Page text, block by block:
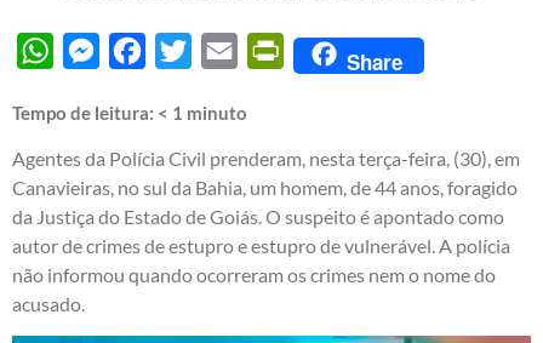
WhatsAppMessengerFacebook
Twitter Email PrintFriendly
Share
Tempo de leitura: < 1 minuto
Agentes da Polícia Civil prenderam, nesta terça-feira, (30), em
Canavieiras, no sul da Bahia, um homem, de 44 anos, foragido
da Justiça do Estado de Goiás. O suspeito é apontado como
autor de crimes de estupro e estupro de vulnerável. A polícia
não informou quando ocorreram os crimes nem o nome do
acusado.